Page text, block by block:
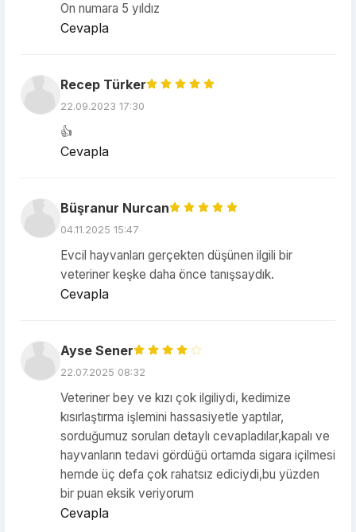
On numara 5 yıldız
Cevapla
Recep Türker
22.09.2023 17:30
👍
Cevapla
Büşranur Nurcan
04.11.2025 15:47
Evcil hayvanları gerçekten düşünen ilgili bir
veteriner keşke daha önce tanışsaydık.
Cevapla
Ayse Sener
22.07.2025 08:32
Veteriner bey ve kızı çok ilgiliydi, kedimize
kısırlaştırma işlemini hassasiyetle yaptılar,
sorduğumuz soruları detaylı cevapladılar,kapalı ve
hayvanların tedavi gördüğü ortamda sigara içilmesi
hemde üç defa çok rahatsız ediciydi,bu yüzden
bir puan eksik veriyorum
Cevapla